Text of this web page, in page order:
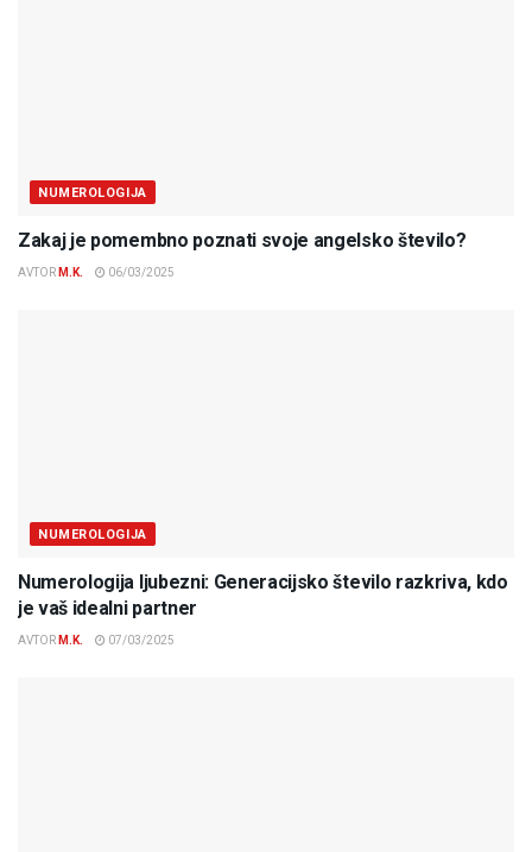
NUMEROLOGIJA
Zakaj je pomembno poznati svoje angelsko število?
AVTOR M.K. 06/03/2025
NUMEROLOGIJA
Numerologija ljubezni: Generacijsko število razkriva, kdo
je vaš idealni partner
AVTOR M.K. 07/03/2025